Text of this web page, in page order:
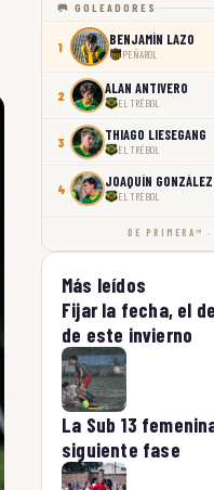
🥅 GOLEADORES
1 BENJAMÍN LAZO
PEÑAROL
2 ALAN ANTIVERO
EL TRÉBOL
3 THIAGO LIESEGANG
EL TRÉBOL
4 JOAQUÍN GONZÁLEZ
EL TRÉBOL
DE PRIMERA™
Más leídos
Fijar la fecha, el
de este invierno
La Sub 13
siguiente fase